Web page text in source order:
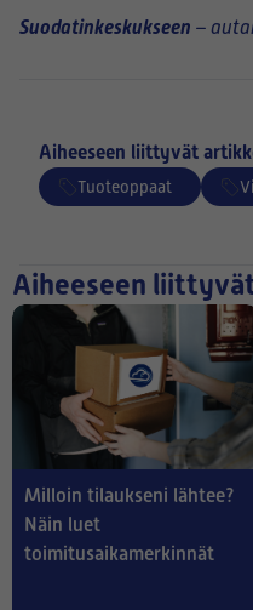
Suodatinkeskukseen –
Aiheeseen liittyvät
Tuoteoppaat
Aiheeseen
Milloin tilaukseni lähtee?
Näin luet
toimitusaikamerkinnät